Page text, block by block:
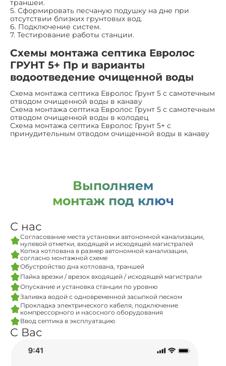
траншеи.
5. Сформировать песчаную подушку на дне при
отсутствии близких грунтовых вод.
6. Подключение систем.
7. Тестирование работы станции.
Схемы монтажа септика Евролос
ГРУНТ 5+ Пр и варианты
водоотведение очищенной воды
Схема монтажа септика Евролос Грунт 5 с самотечным
отводом очищенной воды в канаву
Схема монтажа септика Евролос Грунт 5 с самотечным
отводом очищенной воды в колодец
Схема монтажа септика Евролос Грунт 5+ с
принудительным отводом очищенной воды в канаву
Выполняем
монтаж под ключ
С нас
Согласование места установки автономной канализации,
нулевой отметки, входящей и исходящей магистралей
Копка котлована в размер автономной канализации,
согласно монтажной схеме
Обустройство дна котлована, траншей
Пайка врезки / врезок входящей / исходящей магистрали
Опускание и установка станции по уровню
Заливка водой с одновременной засыпкой песком
Прокладка электрического кабеля, подключение
компрессорного и насосного оборудования
Ввод септика в эксплуатацию
С Вас